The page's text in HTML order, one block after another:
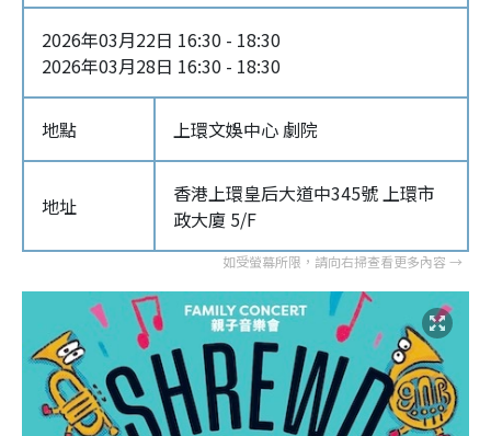
2026年03月22日 16:30 - 18:30
2026年03月28日 16:30 - 18:30
地點 上環文娛中心 劇院
地址
香港上環皇后大道中345號 上環市
政大廈 5/F